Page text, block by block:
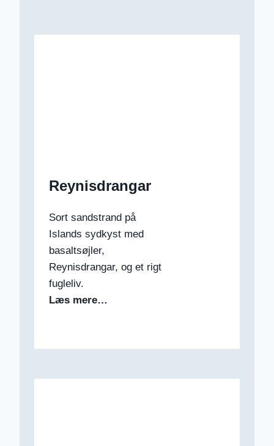
Reynisdrangar
Sort sandstrand på
Islands sydkyst med
basaltsøjler,
Reynisdrangar, og et rigt
fugleliv.
Læs mere…